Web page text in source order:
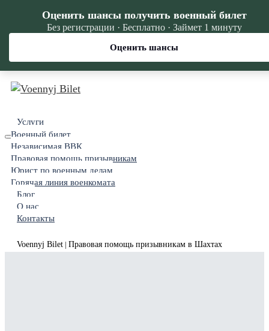
Услуги
Военный билет
Независимая ВВК
Правовая помощь призывникам
Юрист по военным делам
Горячая линия военкомата
Блог
О нас
Контакты
Voennyj Bilet Правовая помощь призывникам в Шахтах
Оценить шансы получить военный билет
Без регистрации · Бесплатно · Займет 1 минуту
Оценить шансы